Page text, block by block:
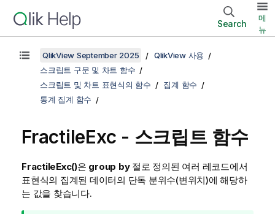
Search
메
뉴
QlikView September 2025
QlikView 사용
스크립트 구문 및 차트 함수
스크립트 및 차트 표현식의 함수
집계 함수
통계 집계 함수
FractileExc - 스크립트 함수
FractileExc()은 group by절로 정의된 여러 레코드에서
표현식의 집계된 데이터의 단독 분위수(변위치)에 해당하
는 값을 찾습니다.